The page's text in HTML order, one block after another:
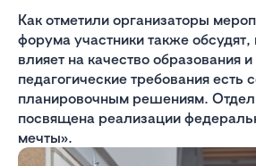
Как отметили организаторы
форума участники также обсудят,
влияет на качество образования
педагогические требования есть
планировочным решениям.
посвящена реализации
мечты».